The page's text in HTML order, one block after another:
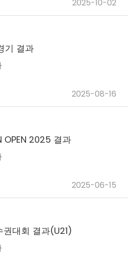
2025-10-02
기 결과
2025-08-16
OPEN 2025 결과
2025-06-15
대회 결과(U21)